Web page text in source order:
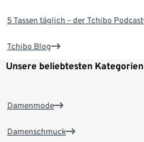
5 Tassen täglich – der Tchibo Podcast
Tchibo Blog
Unsere beliebtesten Kategorien
Damenmode
Damenschmuck